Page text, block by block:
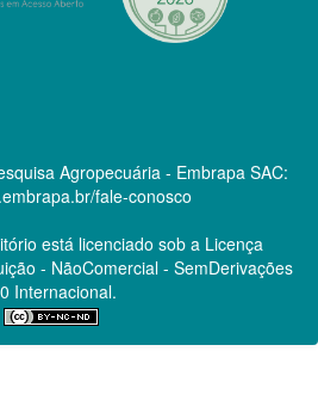
Agropecuária - Embrapa SAC:
fale-conosco
está licenciado sob a Licença
- NãoComercial - SemDerivações
Internacional.